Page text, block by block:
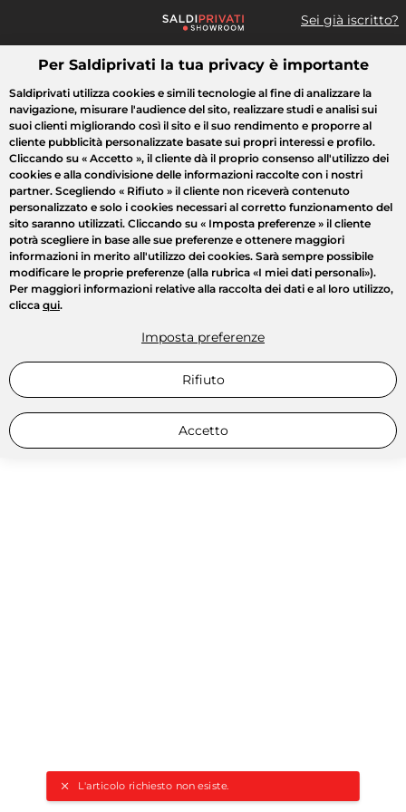
Sei già iscritto?
Cosa cerchi?
L'articolo richiesto non esiste.
Tutte le vendite Moda Casa Bellezza Elettrodomestici
Per Saldiprivati la tua privacy è importante
Saldiprivati utilizza cookies e simili tecnologie al fine di analizzare la
navigazione, misurare l'audience del sito, realizzare studi e analisi sui
suoi clienti migliorando così il sito e il suo rendimento e proporre al
cliente pubblicità personalizzate basate sui propri interessi e profilo.
Cliccando su « Accetto », il cliente dà il proprio consenso all'utilizzo dei
cookies e alla condivisione delle informazioni raccolte con i nostri
partner. Scegliendo « Rifiuto » il cliente non riceverà contenuto
personalizzato e solo i cookies necessari al corretto funzionamento del
sito saranno utilizzati. Cliccando su « Imposta preferenze » il cliente
potrà scegliere in base alle sue preferenze e ottenere maggiori
informazioni in merito all'utilizzo dei cookies. Sarà sempre possibile
modificare le proprie preferenze (alla rubrica «I miei dati personali»).
Per maggiori informazioni relative alla raccolta dei dati e al loro utilizzo,
clicca qui.
Imposta preferenze
Rifiuto
Accetto